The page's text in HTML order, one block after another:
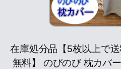
在庫処分品【5枚以上で
無料】 のびのび 枕カバ